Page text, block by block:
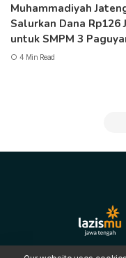
Muhammadiyah
Salurkan Dana Rp126
untuk SMPM 3
4 Min Read